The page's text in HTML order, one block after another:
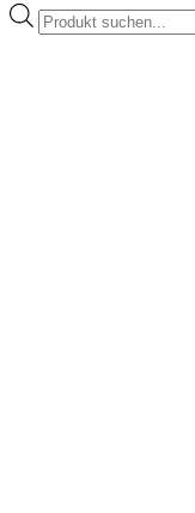
Products
search